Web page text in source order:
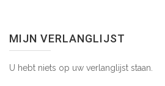
MIJN VERLANGLIJST
U hebt niets op uw verlanglijst staan.